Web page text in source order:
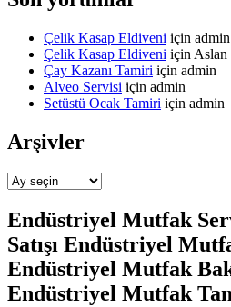
Çelik Kasap Eldiveni için admin
Çelik Kasap Eldiveni için Aslan
Çay Kazanı Tamiri için admin
Alveo Servisi için admin
Setüstü Ocak Tamiri için admin
Arşivler
Arşivler
Endüstriyel Mutfak
Satışı Endüstriyel
Endüstriyel Mutfak
Endüstriyel Mutfak